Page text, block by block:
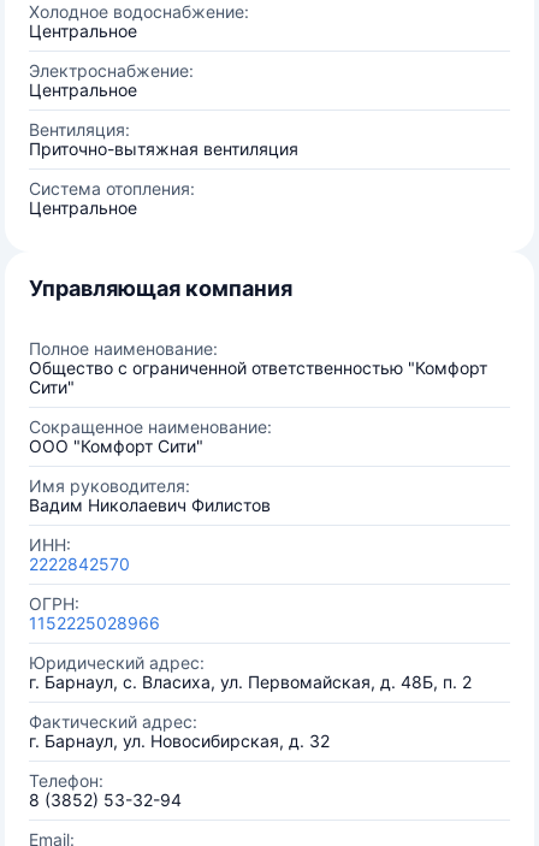
Холодное водоснабжение:
Центральное
Электроснабжение:
Центральное
Вентиляция:
Приточно-вытяжная вентиляция
Система отопления:
Центральное
Управляющая компания
Полное наименование:
Общество с ограниченной ответственностью "Комфорт
Сити"
Сокращенное наименование:
ООО "Комфорт Сити"
Имя руководителя:
Вадим Николаевич Филистов
ИНН:
2222842570
ОГРН:
1152225028966
Юридический адрес:
г. Барнаул, с. Власиха, ул. Первомайская, д. 48Б, п. 2
Фактический адрес:
г. Барнаул, ул. Новосибирская, д. 32
Телефон:
8 (3852) 53-32-94
Email: